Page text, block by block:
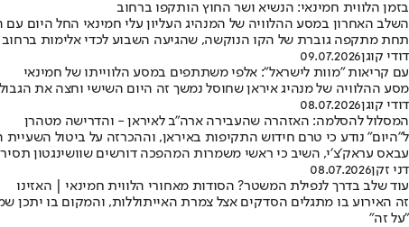
בזמן הלווית חמינאי: הנשיא ושר החוץ הותקפו ברחוב
השלב האחרון במסע ההלוויה של המנהיג העליון עלי חמינאי החל היום
תחת מתקפה גוברת של הקו הנוקשה, שהגיעה השבוע לכדי אלימות ברחוב
דודי קוגן09.07.2026
עם קריאות "מוות לישראל": אלפי משתתפים במסע הלווייתו של חמינאי
מסע ההלוויה של מנהיג איראן שחוסל נמשך זה היום השישי וחצה את
דודי קוגן08.07.2026
המסלול להסלמה: האזהרה שהעבירה ארה"ב לאיראן - והדרישה מטהרן
ל"היום" נודע כי טרם חידוש התקיפות באיראן, וההכרזה על ביטול
עבאס עראק׳צ׳י, השיב כי ראשי משמרות המהפכה דורשים שוושינגטון
דני זקן08.07.2026
עוד שלב בדרך לנפילת המשטר? הסודות מאחורי הלווית חמינאי | האזינו
זה האירוע בו מתגלים הסדקים אצל צמרת האייתוללות, והמקום בו יתכן
"על זה"